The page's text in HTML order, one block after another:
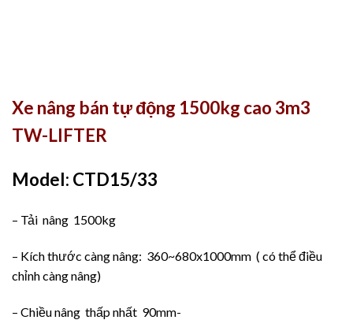
Xe nâng bán tự động 1500kg cao 3m3
TW-LIFTER
Model: CTD15/33
– Tải nâng 1500kg
– Kích thước càng nâng: 360~680x1000mm ( có thể điều
chỉnh càng nâng)
– Chiều nâng thấp nhất 90mm-